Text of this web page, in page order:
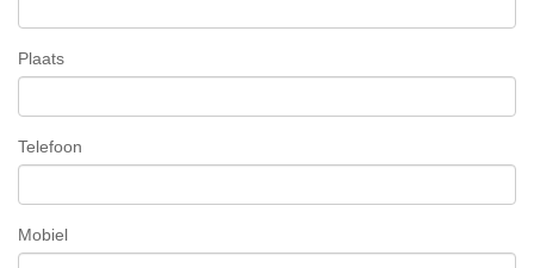
Plaats
Telefoon
Mobiel